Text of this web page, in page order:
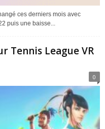
ces derniers mois avec
puis une baisse...
Tennis League VR
0